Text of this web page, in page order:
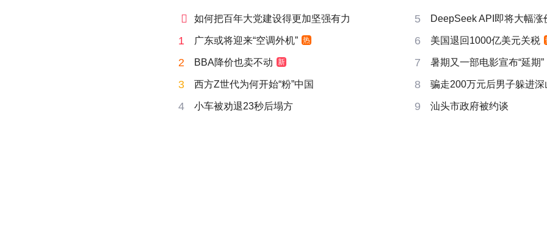
 如何把百年大党建设得更加坚强有力 5 DeepSeek API即将大幅涨
1 广东或将迎来“空调外机” 热 6 美国退回1000亿美元关税
2 BBA降价也卖不动 新 7 暑期又一部电影宣布“延期”
3 西方Z世代为何开始“粉”中国 8 骗走200万元后男子躲进深
4 小车被劝退23秒后塌方 9 汕头市政府被约谈